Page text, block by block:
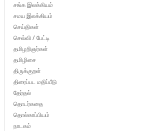
சங்க இலக்கியம்
சமய இலக்கியம்
செய்திகள்
செவ்வி / பேட்டி
தமிழறிஞர்கள்
தமிழிசை
திருக்குறள்
திரைப்பட மதிப்பீடு
தேர்தல்
தொடர்கதை
தொல்காப்பியம்
நாடகம்